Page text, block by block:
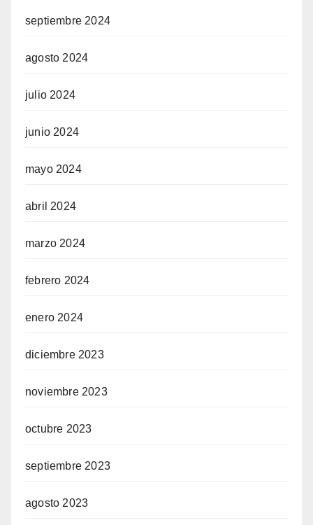
septiembre 2024
agosto 2024
julio 2024
junio 2024
mayo 2024
abril 2024
marzo 2024
febrero 2024
enero 2024
diciembre 2023
noviembre 2023
octubre 2023
septiembre 2023
agosto 2023